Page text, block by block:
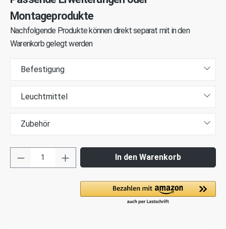
Montageprodukte
Nachfolgende Produkte können direkt separat mit in den
Warenkorb gelegt werden
Befestigung
Leuchtmittel
Zubehör
In den Warenkorb